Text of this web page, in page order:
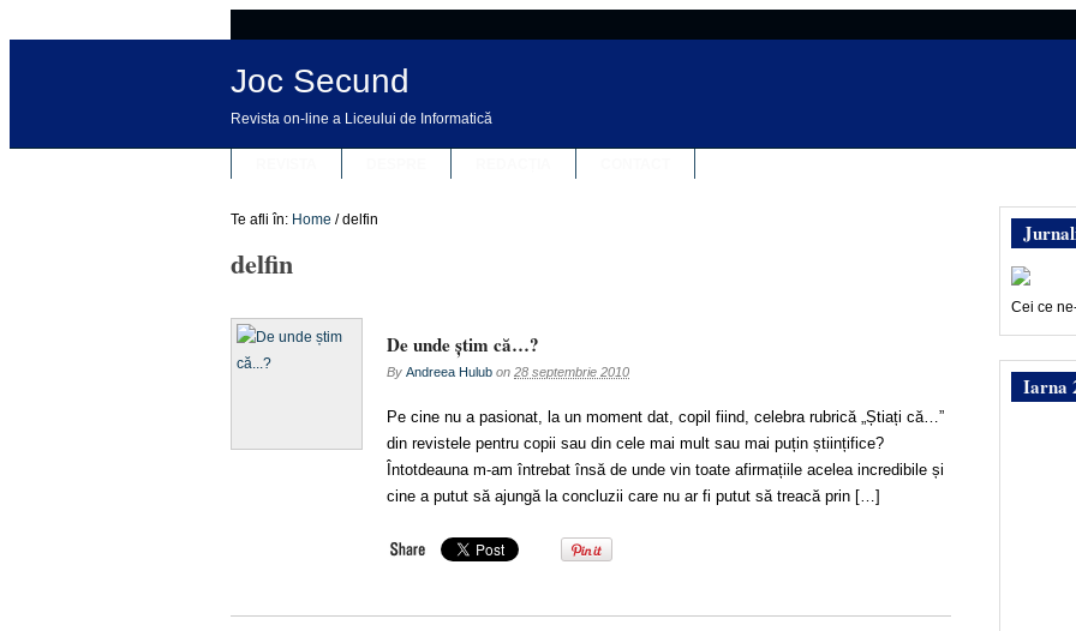
Joc Secund
Revista on-line a Liceului de Informatică
Te afli în: Home / delfin
delfin
De unde știm că…?
By Andreea Hulub on 28 septembrie 2010
Pe cine nu a pasionat, la un moment dat, copil fiind, celebra rubrică „Știați că…”
din revistele pentru copii sau din cele mai mult sau mai puțin științifice?
Întotdeauna m-am întrebat însă de unde vin toate afirmațiile acelea incredibile și
cine a putut să ajungă la concluzii care nu ar fi putut să treacă prin […]
Cei ce
Iarna